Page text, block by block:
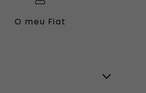
O meu Fiat